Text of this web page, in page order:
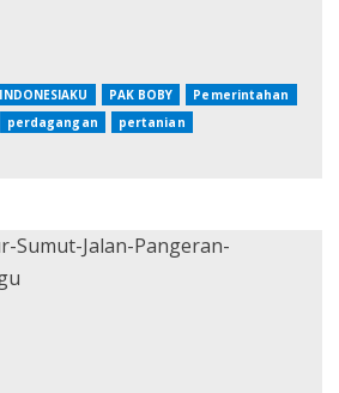
INDONESIAKU PAK BOBY
Pemerintahan
perdagangan
pertanian